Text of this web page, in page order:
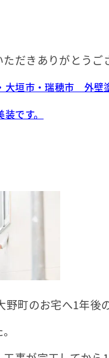
だきありがとうご
垣市・瑞穂市 外壁
です。
野町のお宅へ1年後